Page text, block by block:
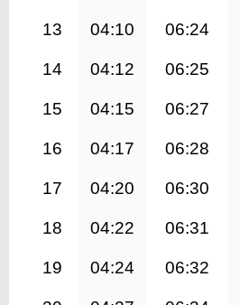
13 04:10 06:24
14 04:12 06:25
15 04:15 06:27
16 04:17 06:28
17 04:20 06:30
18 04:22 06:31
19 04:24 06:32